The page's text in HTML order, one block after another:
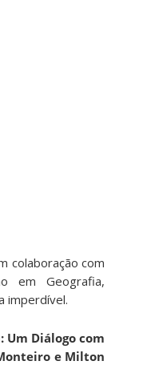
colaboração com
em Geografia,
imperdível.
Um Diálogo com
e Milton